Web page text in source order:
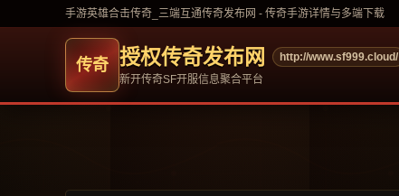
手游英雄合击传奇_三端互通传奇发布网 - 传奇手游详情与多端下载
授权传奇发布网
http://www.sf999.cloud/
新开传奇SF开服信息聚合平台